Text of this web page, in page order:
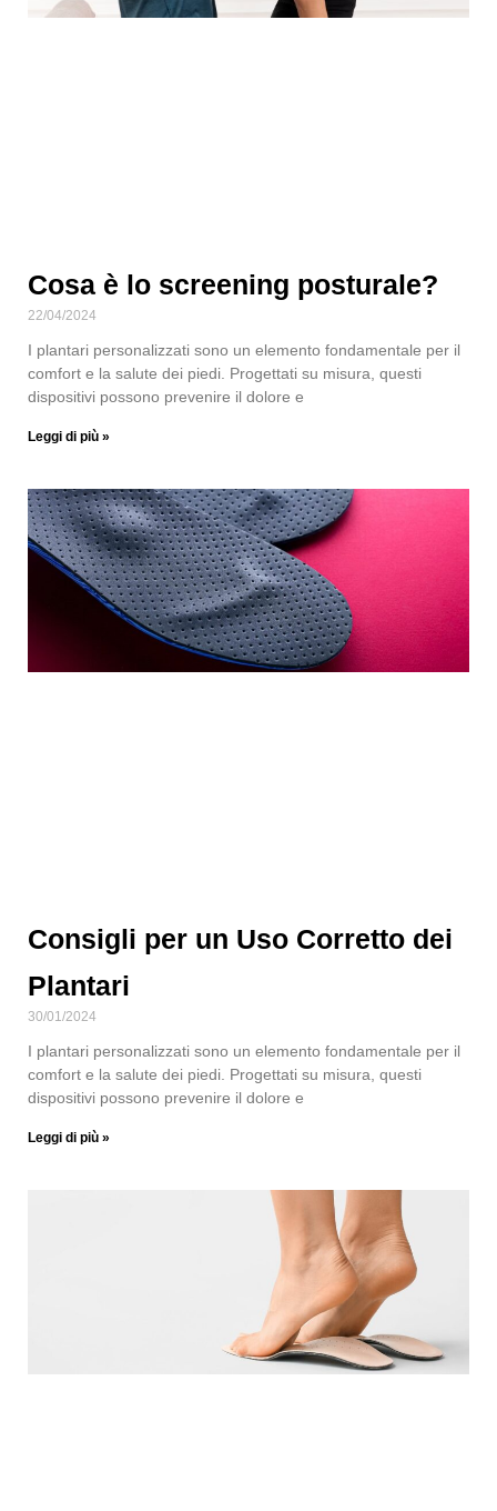
Cosa è lo screening posturale?
22/04/2024
I plantari personalizzati sono un elemento fondamentale per il
comfort e la salute dei piedi. Progettati su misura, questi
dispositivi possono prevenire il dolore e
Leggi di più »
Consigli per un Uso Corretto dei
Plantari
30/01/2024
I plantari personalizzati sono un elemento fondamentale per il
comfort e la salute dei piedi. Progettati su misura, questi
dispositivi possono prevenire il dolore e
Leggi di più »